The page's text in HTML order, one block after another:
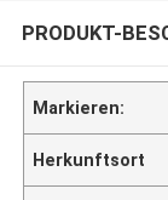
PRODUKT-
Markieren:
Herkunftsort